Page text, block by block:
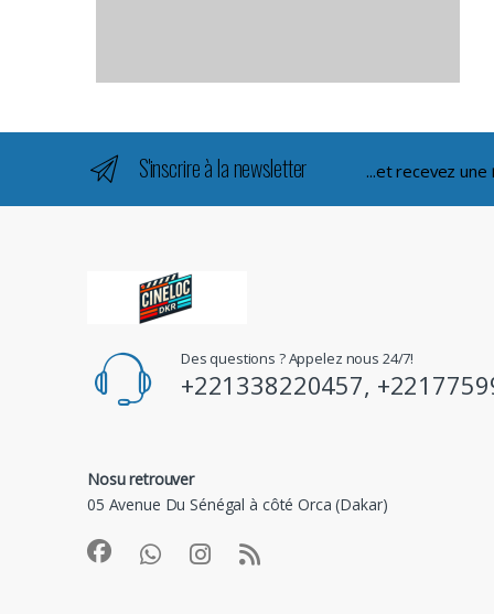
S'inscrire à la newsletter ...et recevez une
Des questions ? Appelez nous 24/7!
+221338220457,
Nosu retrouver
05 Avenue Du Sénégal à côté Orca (Dakar)